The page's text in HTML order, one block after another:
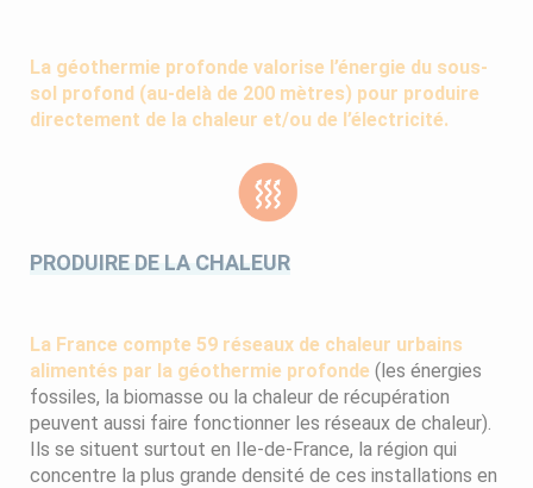
La géothermie profonde valorise l’énergie du sous-
sol profond (au-delà de 200 mètres) pour produire
directement de la chaleur et/ou de l’électricité.
PRODUIRE DE LA CHALEUR
La France compte 59 réseaux de chaleur urbains
alimentés par la géothermie profonde (les énergies
fossiles, la biomasse ou la chaleur de récupération
peuvent aussi faire fonctionner les réseaux de chaleur).
Ils se situent surtout en Ile-de-France, la région qui
concentre la plus grande densité de ces installations en